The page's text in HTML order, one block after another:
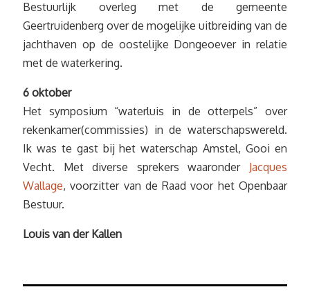
Bestuurlijk overleg met de gemeente
Geertruidenberg over de mogelijke uitbreiding van de
jachthaven op de oostelijke Dongeoever in relatie
met de waterkering.
6 oktober
Het symposium “waterluis in de otterpels” over
rekenkamer(commissies) in de waterschapswereld.
Ik was te gast bij het waterschap Amstel, Gooi en
Vecht. Met diverse sprekers waaronder Jacques
Wallage, voorzitter van de Raad voor het Openbaar
Bestuur.
Louis van der Kallen